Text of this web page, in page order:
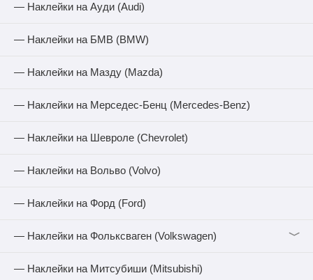
— Наклейки на Ауди (Audi)
— Наклейки на БМВ (BMW)
— Наклейки на Мазду (Mazda)
— Наклейки на Мерседес-Бенц (Mercedes-Benz)
— Наклейки на Шевроле (Chevrolet)
— Наклейки на Вольво (Volvo)
— Наклейки на Форд (Ford)
— Наклейки на Фольксваген (Volkswagen) ﹀
— Наклейки на Митсубиши (Mitsubishi)